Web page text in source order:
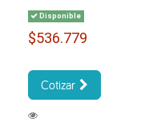
Disponible
$536.779
Cotizar